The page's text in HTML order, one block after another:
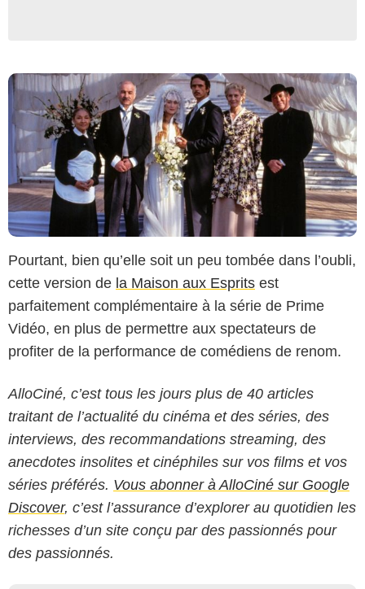
Pourtant, bien qu’elle soit un peu tombée dans l’oubli,
cette version de la Maison aux Esprits est
parfaitement complémentaire à la série de Prime
Vidéo, en plus de permettre aux spectateurs de
profiter de la performance de comédiens de renom.
AlloCiné, c’est tous les jours plus de 40 articles
traitant de l’actualité du cinéma et des séries, des
interviews, des recommandations streaming, des
anecdotes insolites et cinéphiles sur vos films et vos
séries préférés. Vous abonner à AlloCiné sur Google
Discover, c’est l’assurance d’explorer au quotidien les
richesses d’un site conçu par des passionnés pour
des passionnés.